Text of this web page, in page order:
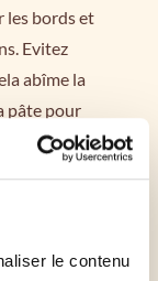
le contenu
les bords et
Evitez
abîme la
pâte pour
en lamelles
former
coupées